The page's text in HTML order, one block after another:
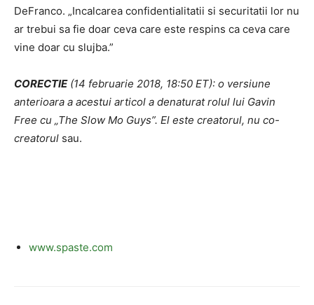
DeFranco. „Incalcarea confidentialitatii si securitatii lor nu
ar trebui sa fie doar ceva care este respins ca ceva care
vine doar cu slujba.”
CORECTIE(14 februarie 2018, 18:50 ET): o versiune
anterioara a acestui articol a denaturat rolul lui Gavin
Free cu „The Slow Mo Guys”. El este creatorul, nu co-
creatorul sau.
www.spaste.com